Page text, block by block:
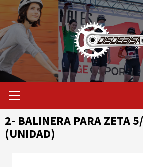
Saltar
contenido
primario
2- BALINERA PARA ZETA
(UNIDAD)